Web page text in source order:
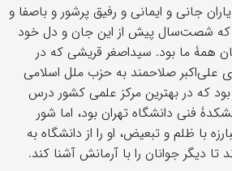
جانی و ایمانی و رفیق پرشور و باصفا و
که شصت‌سال پیش از این جان و دل خود
همۀ ما بود. سیداصغر قریشی که در
آقای علی‌اکبر صلاحمند به حزب ملل اسلامی
جوانی ٢٠ ساله بود که در بهترین مرکز علمی کشور درس
فنی دانشگاه تهران بود، اما شور
با ظلم و تبعیض، او را از دانشگاه به
دیگر جوانان را با آرمانش آشنا کند.